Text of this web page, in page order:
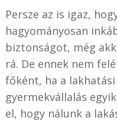
Persze az is igaz,
hagyományosan
biztonságot, még
rá. De ennek nem
főként, ha a
gyermekvállalás
el, hogy nálunk a